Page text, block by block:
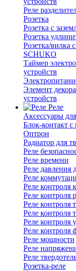
Реле
Розетка
Розетка с
Розетка
Розетка/вилка
SCHUKO
Таймер
устройств
Элемент
устройств
Реле
Аксессуары
Блок-контакт
Оптрон
Радиатор для
Реле
Реле времени
Реле давления
Реле
Реле контроля
Реле контроля
Реле контроля
Реле контроля
Реле контроля
Реле контроля
Реле мощности
Реле
Реле
Розетка-реле